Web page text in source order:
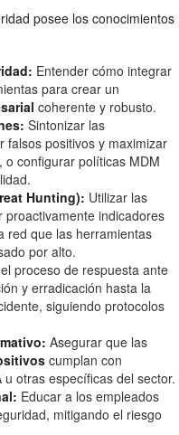
posee los conocimientos
Entender cómo integrar
para crear un
coherente y robusto.
Sintonizar las
falsos positivos y maximizar
o configurar políticas MDM
Hunting): Utilizar las
proactivamente indicadores
red que las herramientas
por alto.
proceso de respuesta ante
y erradicación hasta la
siguiendo protocolos
Asegurar que las
cumplan con
u otras específicas del sector.
Educar a los empleados
mitigando el riesgo